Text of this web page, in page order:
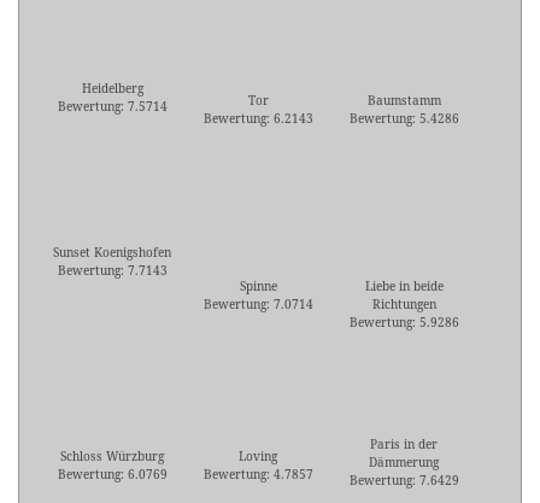
Heidelberg
Bewertung: 7.5714
Tor
Bewertung: 6.2143
Baumstamm
Bewertung: 5.4286
Sunset Koenigshofen
Bewertung: 7.7143
Spinne
Bewertung: 7.0714
Liebe in beide
Richtungen
Bewertung: 5.9286
Schloss Würzburg
Bewertung: 6.0769
Loving
Bewertung: 4.7857
Paris in der
Dämmerung
Bewertung: 7.6429